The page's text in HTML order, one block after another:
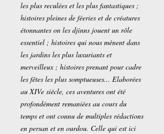
les plus reculées et les plus fantastiques ;
histoires pleines de féeries et de créatures
étonnantes on les djinns jouent un rôle
essentiel ; histoires qui nous mènent dans
les jardins les plus luxuriants et
merveilleux ; histoires prenant pour cadre
les fêtes les plus somptueuses... Elaborées
au XIVe siècle, ces aventures ont été
profondément remaniées au cours du
temps et ont connu de multiples rédactions
en persan et en ourdou. Celle qui est ici